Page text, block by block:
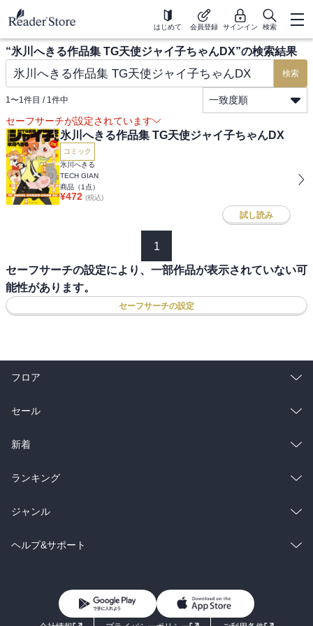
はじめて 会員登録 サインイン 検索
“氷川へきる作品集 TG天使ジャイ子ちゃんDX”の検索結果
検索
1〜1件目 / 1件中
一致度順
セーフサーチが設定されています
氷川へきる作品集 TG天使ジャイ子ちゃんDX
コミック
氷川へきる
TECH GIAN
商品（1 点）
¥472 (税込)
試し読み
1
セーフサーチの設定により、一部作品が表示されていない可
能性があります。
セーフサーチの設定
フロア
総合
ラノベ
雑誌・グラビア
BL・TL
セール
総合
ラノベ
雑誌・グラビア
BL・TL
新着
総合
ラノベ
雑誌・グラビア
ランキング
総合
ラノベ
ジャンル
コミック
ライトノベル 男子向けラノベ
ヘルプ&サポート
よくあるご質問
お問い合わせ